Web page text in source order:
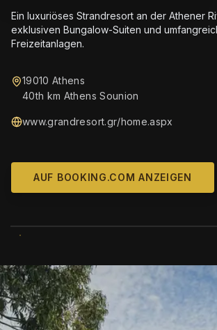
Ein luxuriöses Strandresort an der Athener
exklusiven Bungalow-Suiten und
Freizeitanlagen.
19010 Athens
40th km Athens Sounion
www.grandresort.gr/home.aspx
AUF BOOKING.COM ANZEIGEN